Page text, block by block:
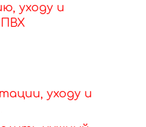
уходу и
ПВХ
уходу и